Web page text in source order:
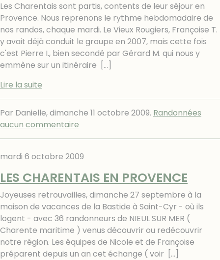
Les Charentais sont partis, contents de leur séjour en
Provence. Nous reprenons le rythme hebdomadaire de
nos randos, chaque mardi. Le Vieux Rougiers, Françoise T.
y avait déjà conduit le groupe en 2007, mais cette fois
c'est Pierre I., bien secondé par Gérard M. qui nous y
emmène sur un itinéraire
[…]
Lire la suite
Par Danielle,dimanche 11 octobre 2009. Randonnées
aucun commentaire
mardi 6 octobre 2009
LES CHARENTAIS EN PROVENCE
Joyeuses retrouvailles, dimanche 27 septembre à la
maison de vacances de la Bastide à Saint-Cyr - où ils
logent - avec 36 randonneurs de NIEUL SUR MER (
Charente maritime ) venus découvrir ou redécouvrir
notre région. Les équipes de Nicole et de Françoise
préparent depuis un an cet échange ( voir
[…]